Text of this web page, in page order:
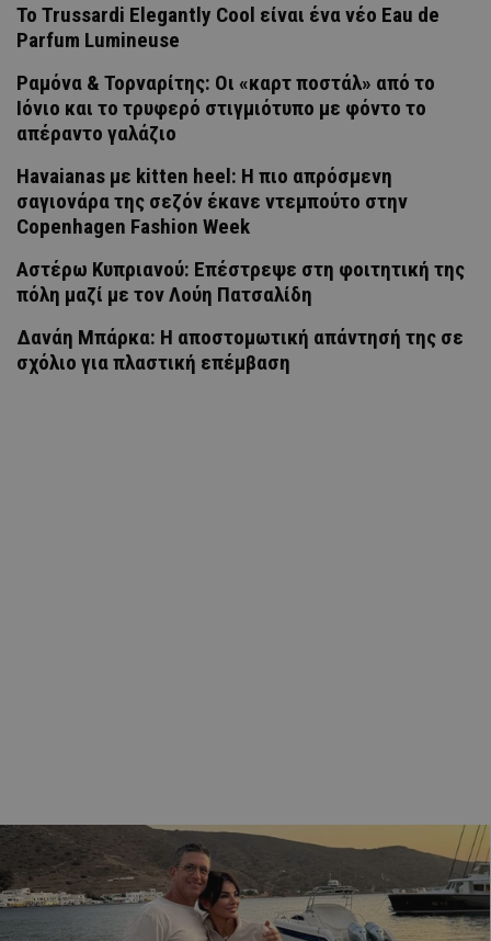
Το Trussardi Elegantly Cool είναι ένα νέο Eau de
Parfum Lumineuse
Ραμόνα & Τορναρίτης: Οι «καρτ ποστάλ» από το
Ιόνιο και το τρυφερό στιγμιότυπο με φόντο το
απέραντο γαλάζιο
Havaianas με kitten heel: Η πιο απρόσμενη
σαγιονάρα της σεζόν έκανε ντεμπούτο στην
Copenhagen Fashion Week
Αστέρω Κυπριανού: Επέστρεψε στη φοιτητική της
πόλη μαζί με τον Λούη Πατσαλίδη
Δανάη Μπάρκα: Η αποστομωτική απάντησή της σε
σχόλιο για πλαστική επέμβαση